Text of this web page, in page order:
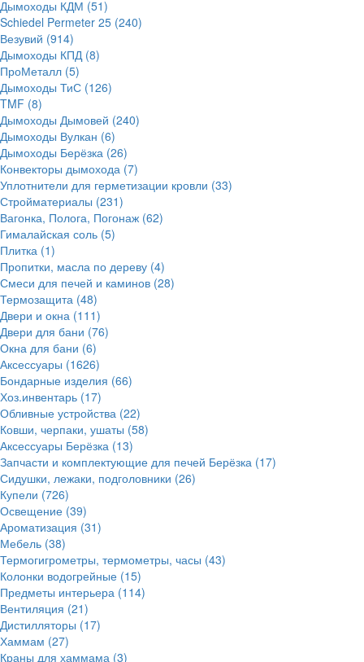
Дымоходы КДМ (51)
Schiedel Permeter 25 (240)
Везувий (914)
Дымоходы КПД (8)
ПроМеталл (5)
Дымоходы ТиС (126)
TMF (8)
Дымоходы Дымовей (240)
Дымоходы Вулкан (6)
Дымоходы Берёзка (26)
Конвекторы дымохода (7)
Уплотнители для герметизации кровли (33)
Стройматериалы (231)
Вагонка, Полога, Погонаж (62)
Гималайская соль (5)
Плитка (1)
Пропитки, масла по дереву (4)
Смеси для печей и каминов (28)
Термозащита (48)
Двери и окна (111)
Двери для бани (76)
Окна для бани (6)
Аксессуары (1626)
Бондарные изделия (66)
Хоз.инвентарь (17)
Обливные устройства (22)
Ковши, черпаки, ушаты (58)
Аксессуары Берёзка (13)
Запчасти и комплектующие для печей Берёзка (17)
Сидушки, лежаки, подголовники (26)
Купели (726)
Освещение (39)
Ароматизация (31)
Мебель (38)
Термогигрометры, термометры, часы (43)
Колонки водогрейные (15)
Предметы интерьера (114)
Вентиляция (21)
Дистилляторы (17)
Хаммам (27)
Краны для хаммама (3)